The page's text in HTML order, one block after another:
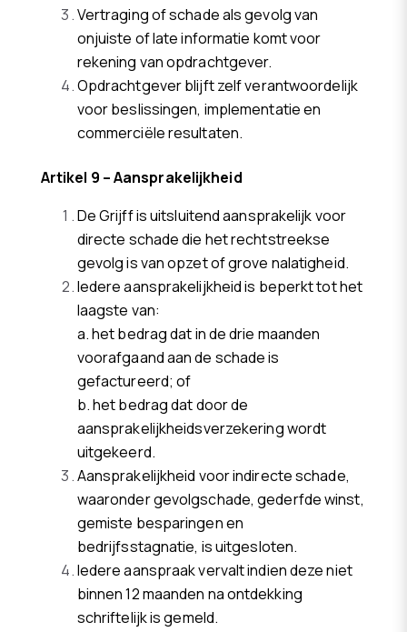
Vertraging of schade als gevolg van
onjuiste of late informatie komt voor
rekening van opdrachtgever.
Opdrachtgever blijft zelf verantwoordelijk
voor beslissingen, implementatie en
commerciële resultaten.
Artikel 9 – Aansprakelijkheid
De Grijff is uitsluitend aansprakelijk voor
directe schade die het rechtstreekse
gevolg is van opzet of grove nalatigheid.
Iedere aansprakelijkheid is beperkt tot het
laagste van:
a. het bedrag dat in de drie maanden
voorafgaand aan de schade is
gefactureerd; of
b. het bedrag dat door de
aansprakelijkheidsverzekering wordt
uitgekeerd.
Aansprakelijkheid voor indirecte schade,
waaronder gevolgschade, gederfde winst,
gemiste besparingen en
bedrijfsstagnatie, is uitgesloten.
Iedere aanspraak vervalt indien deze niet
binnen 12 maanden na ontdekking
schriftelijk is gemeld.